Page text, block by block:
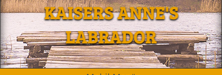
KAISERS ANNE'S
LABRADOR